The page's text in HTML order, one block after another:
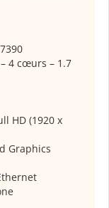
4 cœurs – 1.7
HD (1920 x
Graphics